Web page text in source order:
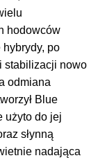
Rozwiń
hodowców
hybrydy, po
stabilizacji nowo
odmiana
Blue
użyto do jej
słynną
nadająca